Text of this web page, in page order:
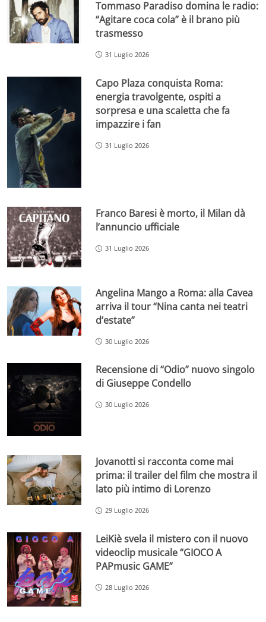
Tommaso Paradiso domina le radio:
“Agitare coca cola” è il brano più
trasmesso
31 Luglio 2026
Capo Plaza conquista Roma:
energia travolgente, ospiti a
sorpresa e una scaletta che fa
impazzire i fan
31 Luglio 2026
Franco Baresi è morto, il Milan dà
l’annuncio ufficiale
31 Luglio 2026
Angelina Mango a Roma: alla Cavea
arriva il tour “Nina canta nei teatri
d’estate”
30 Luglio 2026
Recensione di “Odio” nuovo singolo
di Giuseppe Condello
30 Luglio 2026
Jovanotti si racconta come mai
prima: il trailer del film che mostra il
lato più intimo di Lorenzo
29 Luglio 2026
LeiKiè svela il mistero con il nuovo
videoclip musicale “GIOCO A
PAPmusic GAME”
28 Luglio 2026